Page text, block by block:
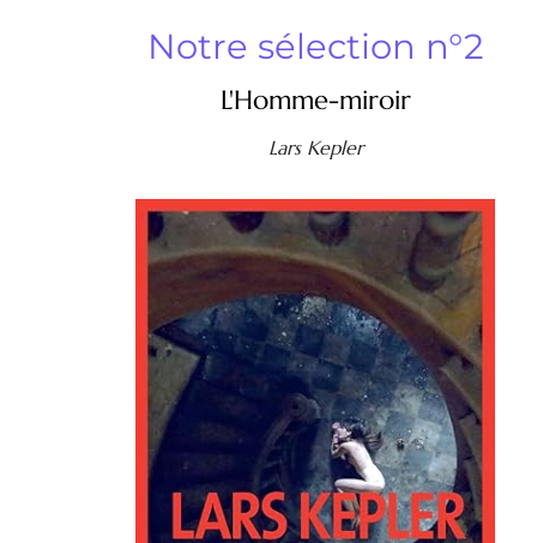
Notre sélection n°2
L'Homme-miroir
Lars Kepler